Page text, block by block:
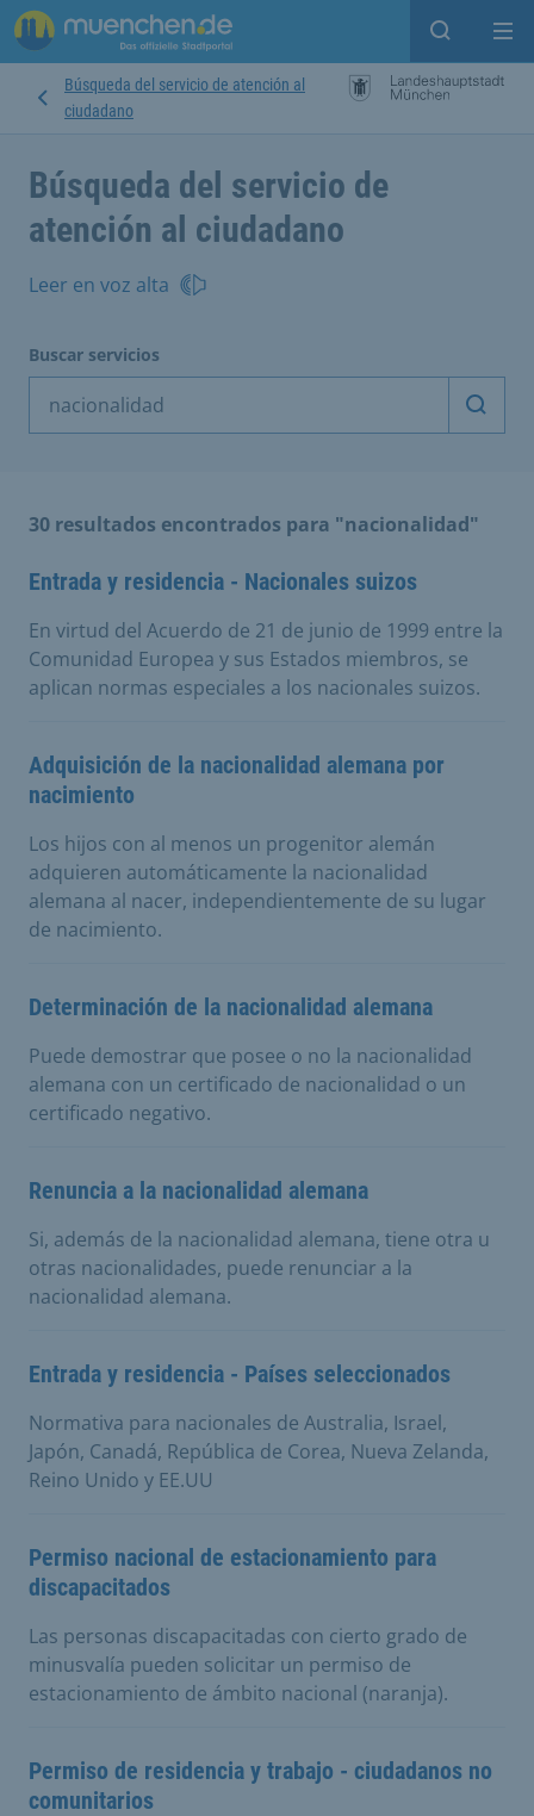
Open
Búsqueda del servicio de atención al
ciudadano
Búsqueda del servicio de
atención al ciudadano
Leer en voz alta
Buscar servicios
30 resultados encontrados para "nacionalidad"
Entrada y residencia - Nacionales suizos
En virtud del Acuerdo de 21 de junio de 1999 entre la
Comunidad Europea y sus Estados miembros, se
aplican normas especiales a los nacionales suizos.
Adquisición de la nacionalidad alemana por
nacimiento
Los hijos con al menos un progenitor alemán
adquieren automáticamente la nacionalidad
alemana al nacer, independientemente de su lugar
de nacimiento.
Determinación de la nacionalidad alemana
Puede demostrar que posee o no la nacionalidad
alemana con un certificado de nacionalidad o un
certificado negativo.
Renuncia a la nacionalidad alemana
Si, además de la nacionalidad alemana, tiene otra u
otras nacionalidades, puede renunciar a la
nacionalidad alemana.
Entrada y residencia - Países seleccionados
Normativa para nacionales de Australia, Israel,
Japón, Canadá, República de Corea, Nueva Zelanda,
Reino Unido y EE.UU
Permiso nacional de estacionamiento para
discapacitados
Las personas discapacitadas con cierto grado de
minusvalía pueden solicitar un permiso de
estacionamiento de ámbito nacional (naranja).
Permiso de residencia y trabajo - ciudadanos no
comunitarios